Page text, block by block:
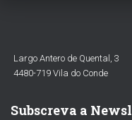
Largo Antero de Quental, 3
4480-719 Vila do Conde
Subscreva a